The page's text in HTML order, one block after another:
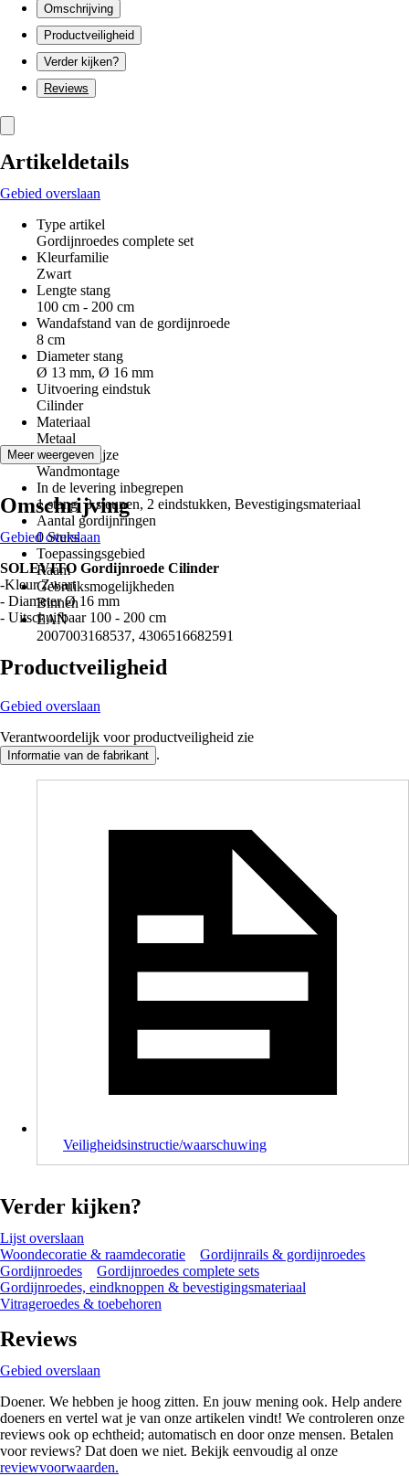
Omschrijving
Productveiligheid
Verder kijken?
Reviews
Artikeldetails
Gebied overslaan
Type artikel
Gordijnroedes complete set
Kleurfamilie
Zwart
Lengte stang
100 cm - 200 cm
Wandafstand van de gordijnroede
8 cm
Diameter stang
Ø 13 mm, Ø 16 mm
Uitvoering eindstuk
Cilinder
Materiaal
Metaal
Montagewijze
Wandmontage
In de levering inbegrepen
1 stang, 3 steunen, 2 eindstukken, Bevestigingsmateriaal
Aantal gordijnringen
0 Stuks
Toepassingsgebied
Raam
Gebruiksmogelijkheden
Binnen
EAN
2007003168537, 4306516682591
Meer weergeven
Omschrijving
Gebied overslaan
SOLEVITO Gordijnroede Cilinder
-Kleur Zwart
- Diameter Ø 16 mm
- Uitschuifbaar 100 - 200 cm
Productveiligheid
Gebied overslaan
Verantwoordelijk voor productveiligheid zie
Informatie van de fabrikant .
Veiligheidsinstructie/waarschuwing
Verder kijken?
Lijst overslaan
Woondecoratie & raamdecoratie
Gordijnrails & gordijnroedes
Gordijnroedes
Gordijnroedes complete sets
Gordijnroedes, eindknoppen & bevestigingsmateriaal
Vitrageroedes & toebehoren
Reviews
Gebied overslaan
Doener. We hebben je hoog zitten. En jouw mening ook. Help andere
doeners en vertel wat je van onze artikelen vindt! We controleren onze
reviews ook op echtheid; automatisch en door onze mensen. Betalen
voor reviews? Dat doen we niet. Bekijk eenvoudig al onze
reviewvoorwaarden.